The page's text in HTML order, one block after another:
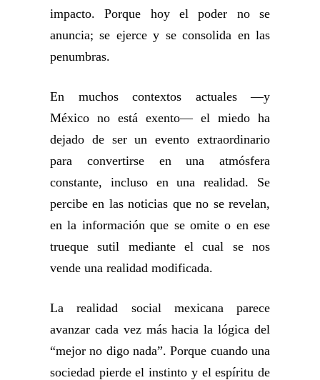
impacto. Porque hoy el poder no se
anuncia; se ejerce y se consolida en las
penumbras.
En muchos contextos actuales —y
México no está exento— el miedo ha
dejado de ser un evento extraordinario
para convertirse en una atmósfera
constante, incluso en una realidad. Se
percibe en las noticias que no se revelan,
en la información que se omite o en ese
trueque sutil mediante el cual se nos
vende una realidad modificada.
La realidad social mexicana parece
avanzar cada vez más hacia la lógica del
“mejor no digo nada”. Porque cuando una
sociedad pierde el instinto y el espíritu de